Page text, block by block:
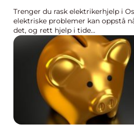
Trenger du rask elektrikerhjelp i
elektriske problemer kan oppstå
det, og rett hjelp i tide...